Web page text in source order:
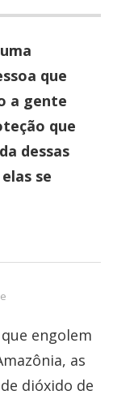
que
a gente
que
dessas
se
engolem
as
dióxido de